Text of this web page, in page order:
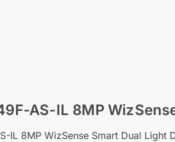
AS-IL 8MP
IL 8MP WizSense Smart Dual